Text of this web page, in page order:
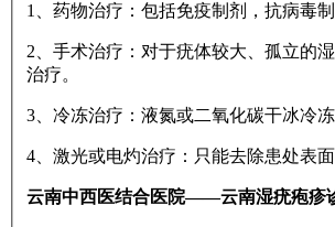
1、药物治疗：包括免疫制剂，抗病毒
2、手术治疗：对于疣体较大、孤立的
治疗。
3、冷冻治疗：液氮或二氧化碳干冰冷
4、激光或电灼治疗：只能去除患处表
云南中西医结合医院——云南湿疣疱疹